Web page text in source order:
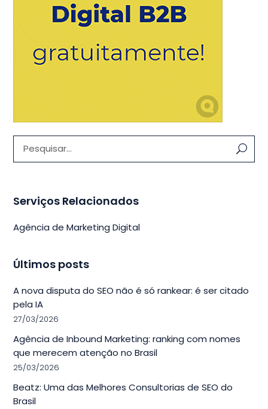
Pesquisar:
Serviços Relacionados
Agência de Marketing Digital
Últimos posts
A nova disputa do SEO não é só rankear: é ser citado
pela IA
27/03/2026
Agência de Inbound Marketing: ranking com nomes
que merecem atenção no Brasil
25/03/2026
Beatz: Uma das Melhores Consultorias de SEO do
Brasil